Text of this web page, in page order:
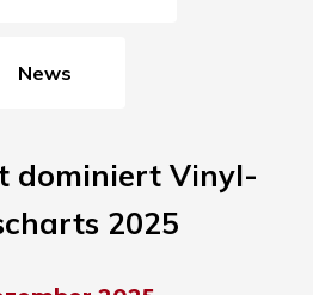
News
dominiert Vinyl-
2025